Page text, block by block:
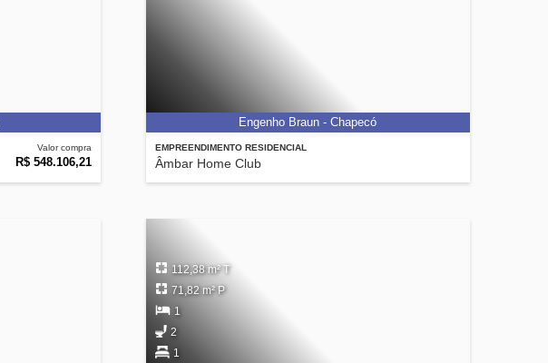
Valor compra
R$ 548.106,21
EMPREENDIMENTO RESIDENCIAL
Âmbar Home Club
Engenho Braun - Chapecó
112,38 m² T
71,82 m² P
1
2
1